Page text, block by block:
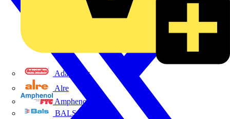
Adaptaflex
Alre
Amphenol FTG
BALS